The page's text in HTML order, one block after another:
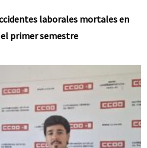
laborales mortales en
primer semestre